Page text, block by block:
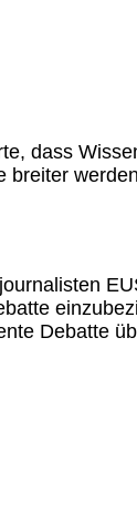
dass
Debatte